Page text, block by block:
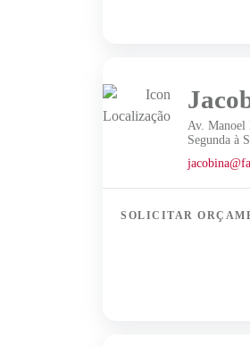
Av. Manoel
Segunda à
SOLICITAR